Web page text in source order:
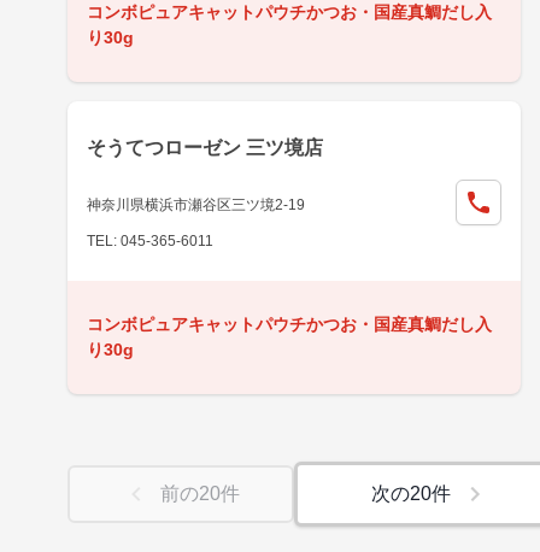
コンボピュアキャットパウチかつお・国産真鯛だし入
り30g
そうてつローゼン 三ツ境店
神奈川県横浜市瀬谷区三ツ境2-19
TEL: 045-365-6011
コンボピュアキャットパウチかつお・国産真鯛だし入
り30g
前の20件 次の20件